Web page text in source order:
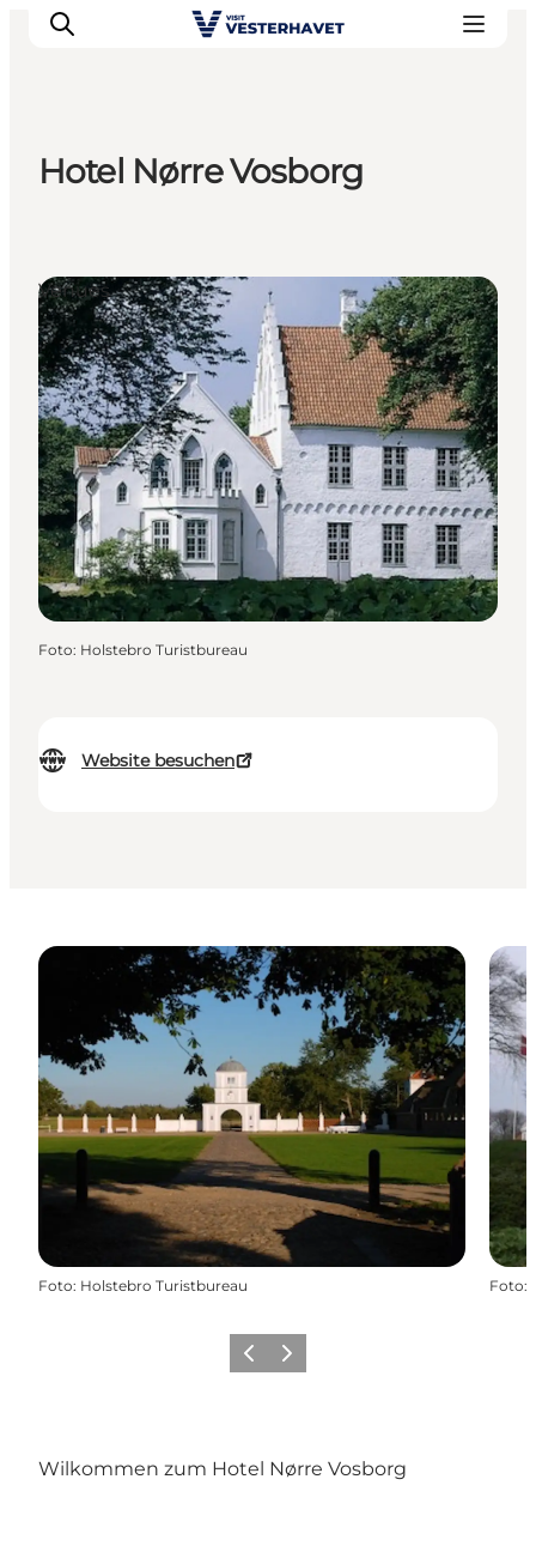
Unsere Städte
Essen & Übernachtung
Tickets kaufen
Plane deine Reise
Hotel Nørre Vosborg
Website besuchen
Venues
Foto: Holstebro Turistbureau
Foto: Holstebro Turistbureau Foto:
ZurückWeiter
Wilkommen zum Hotel Nørre Vosborg